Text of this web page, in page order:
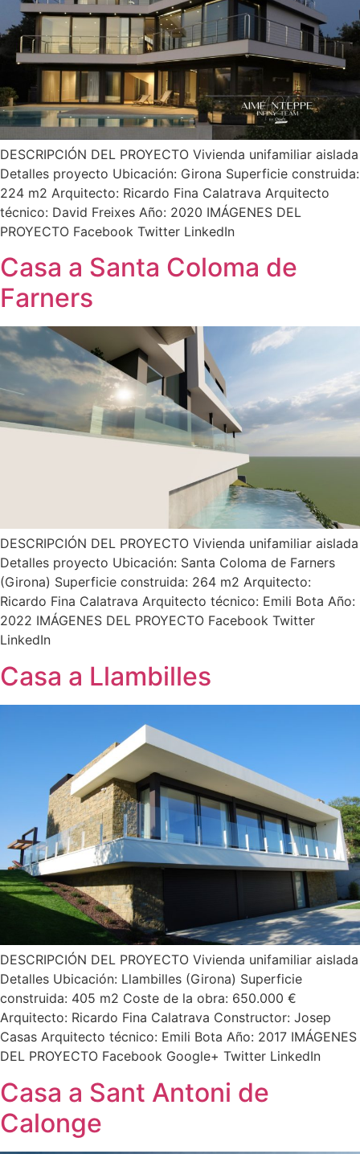
DESCRIPCIÓN DEL PROYECTO Vivienda unifamiliar aislada
Detalles proyecto Ubicación: Girona Superficie construida:
224 m2 Arquitecto: Ricardo Fina Calatrava Arquitecto
técnico: David Freixes Año: 2020 IMÁGENES DEL
PROYECTO Facebook Twitter LinkedIn
Casa a Santa Coloma de
Farners
DESCRIPCIÓN DEL PROYECTO Vivienda unifamiliar aislada
Detalles proyecto Ubicación: Santa Coloma de Farners
(Girona) Superficie construida: 264 m2 Arquitecto:
Ricardo Fina Calatrava Arquitecto técnico: Emili Bota Año:
2022 IMÁGENES DEL PROYECTO Facebook Twitter
LinkedIn
Casa a Llambilles
DESCRIPCIÓN DEL PROYECTO Vivienda unifamiliar aislada
Detalles Ubicación: Llambilles (Girona) Superficie
construida: 405 m2 Coste de la obra: 650.000 €
Arquitecto: Ricardo Fina Calatrava Constructor: Josep
Casas Arquitecto técnico: Emili Bota Año: 2017 IMÁGENES
DEL PROYECTO Facebook Google+ Twitter LinkedIn
Casa a Sant Antoni de
Calonge